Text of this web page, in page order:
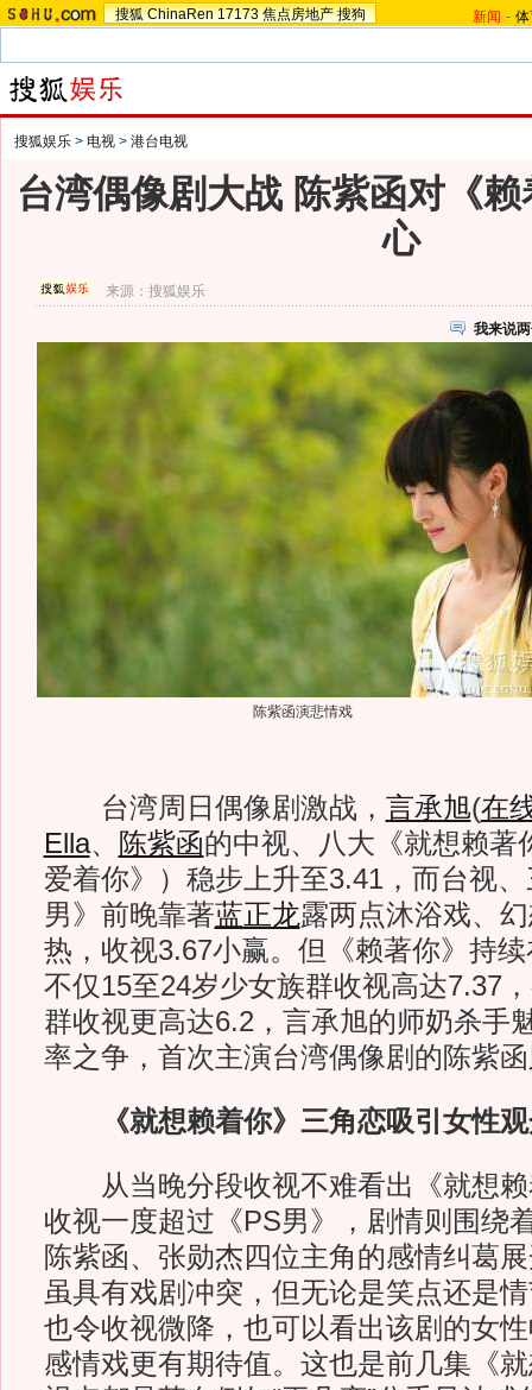
搜狐 ChinaRen 17173 焦点房地产 搜狗 新闻 -
搜狐娱乐 > 电视 > 港台电视
台湾偶像剧大战 陈紫函对《
心
来源：搜狐娱乐
我来说
陈紫函演悲情戏
台湾周日偶像剧激战， 言承旭(在
Ella、 陈紫函的中视、八大《就想赖著
爱着你》）稳步上升至3.41，而台视
男》前晚靠著蓝正龙露两点沐浴戏、
热，收视3.67小赢。但《赖著你》持
不仅15至24岁少女族群收视高达7.37
群收视更高达6.2，言承旭的师奶杀手
率之争，首次主演台湾偶像剧的陈紫
《就想赖着你》三角恋吸引女性
从当晚分段收视不难看出《就想赖
收视一度超过《PS男》，剧情则围绕
陈紫函、张勋杰四位主角的感情纠葛
虽具有戏剧冲突，但无论是笑点还是
也令收视微降，也可以看出该剧的女
感情戏更有期待值。这也是前几集《